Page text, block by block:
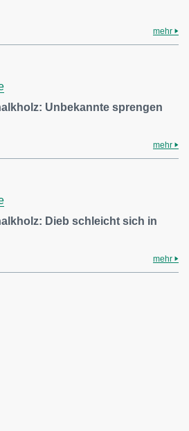
mehr
Unbekannte sprengen
mehr
Dieb schleicht sich in
mehr